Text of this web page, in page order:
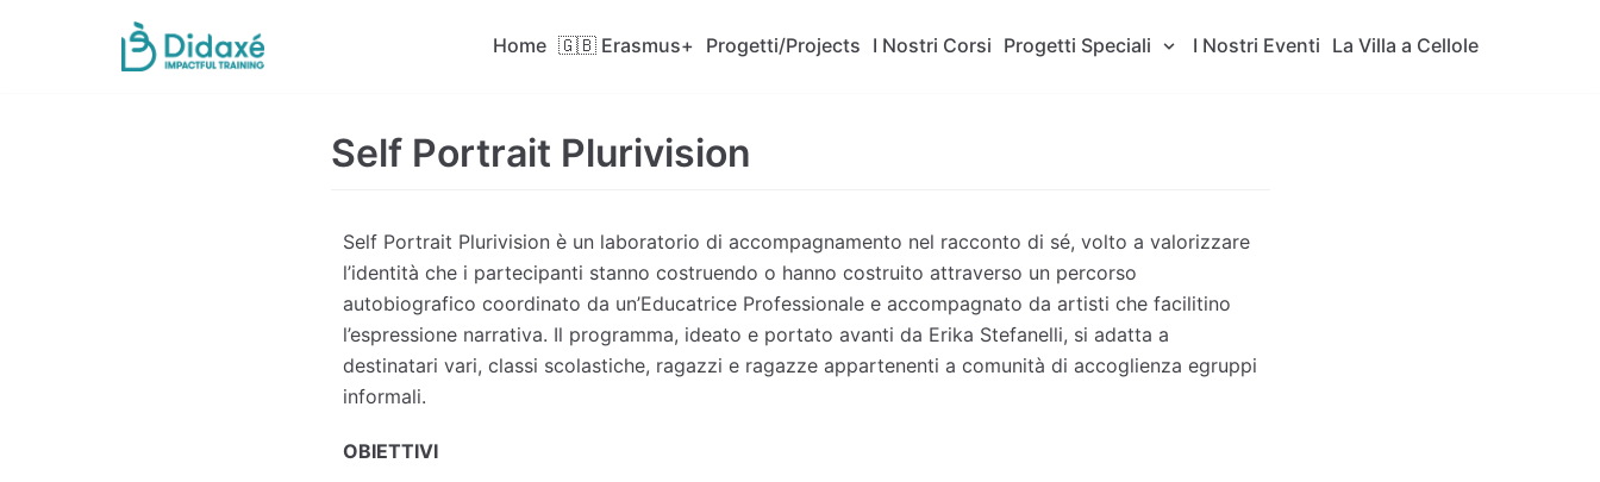
Home 🇬🇧 Erasmus+ Progetti/Projects I Nostri Corsi Progetti Speciali I Nostri Eventi La Villa a Cellole
Self Portrait Plurivision
Self Portrait Plurivision è un laboratorio di accompagnamento nel racconto di sé, volto a valorizzare
l’identità che i partecipanti stanno costruendo o hanno costruito attraverso un percorso
autobiografico coordinato da un’Educatrice Professionale e accompagnato da artisti che facilitino
l’espressione narrativa. Il programma, ideato e portato avanti da Erika Stefanelli, si adatta a
destinatari vari, classi scolastiche, ragazzi e ragazze appartenenti a comunità di accoglienza egruppi
informali.
OBIETTIVI